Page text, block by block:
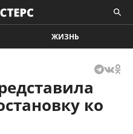
ЖИЗНЬ
ко